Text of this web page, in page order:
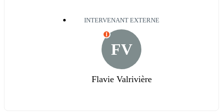
INTERVENANT EXTERNE
FV
I
Flavie Valrivière